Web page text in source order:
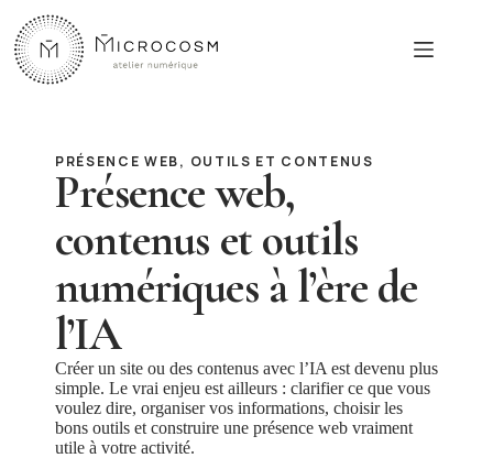
contenu
PRÉSENCE WEB, OUTILS ET CONTENUS
Présence web,
contenus et outils
numériques à l’ère de
l’IA
Créer un site ou des contenus avec l’IA est devenu plus
simple. Le vrai enjeu est ailleurs : clarifier ce que vous
voulez dire, organiser vos informations, choisir les
bons outils et construire une présence web vraiment
utile à votre activité.